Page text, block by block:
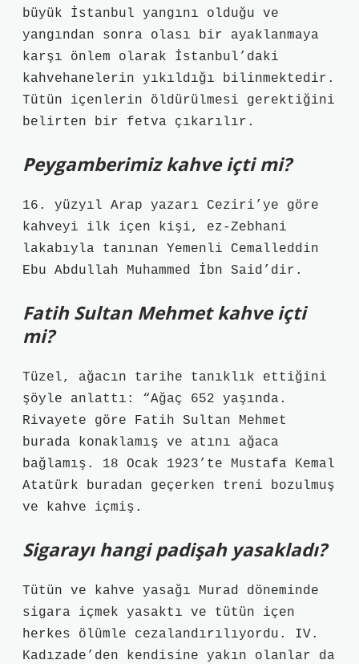
büyük İstanbul yangını olduğu ve
yangından sonra olası bir ayaklanmaya
karşı önlem olarak İstanbul’daki
kahvehanelerin yıkıldığı bilinmektedir.
Tütün içenlerin öldürülmesi gerektiğini
belirten bir fetva çıkarılır.
Peygamberimiz kahve içti mi?
16. yüzyıl Arap yazarı Ceziri’ye göre
kahveyi ilk içen kişi, ez-Zebhani
lakabıyla tanınan Yemenli Cemalleddin
Ebu Abdullah Muhammed İbn Said’dir.
Fatih Sultan Mehmet kahve içti
mi?
Tüzel, ağacın tarihe tanıklık ettiğini
şöyle anlattı: “Ağaç 652 yaşında.
Rivayete göre Fatih Sultan Mehmet
burada konaklamış ve atını ağaca
bağlamış. 18 Ocak 1923’te Mustafa Kemal
Atatürk buradan geçerken treni bozulmuş
ve kahve içmiş.
Sigarayı hangi padişah yasakladı?
Tütün ve kahve yasağı Murad döneminde
sigara içmek yasaktı ve tütün içen
herkes ölümle cezalandırılıyordu. IV.
Kadızade’den kendisine yakın olanlar da